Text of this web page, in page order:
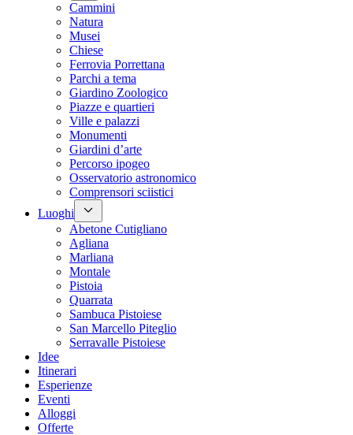
Cammini
Natura
Musei
Chiese
Ferrovia Porrettana
Parchi a tema
Giardino Zoologico
Piazze e quartieri
Ville e palazzi
Monumenti
Giardini d’arte
Percorso ipogeo
Osservatorio astronomico
Comprensori sciistici
Luoghi
Abetone Cutigliano
Agliana
Marliana
Montale
Pistoia
Quarrata
Sambuca Pistoiese
San Marcello Piteglio
Serravalle Pistoiese
Idee
Itinerari
Esperienze
Eventi
Alloggi
Offerte